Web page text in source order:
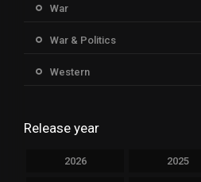
War
War & Politics
Western
Release year
2026 2025